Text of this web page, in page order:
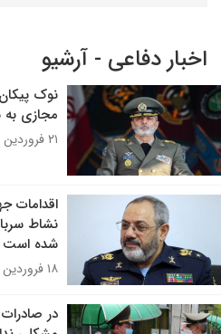
اخبار دفاعی - آرشیو
نوک
مجازی
۲۱ فروردین ۱۴۰۰
اقدامات
نشاط
شده است
۱۸ فروردین ۱۴۰۰
در